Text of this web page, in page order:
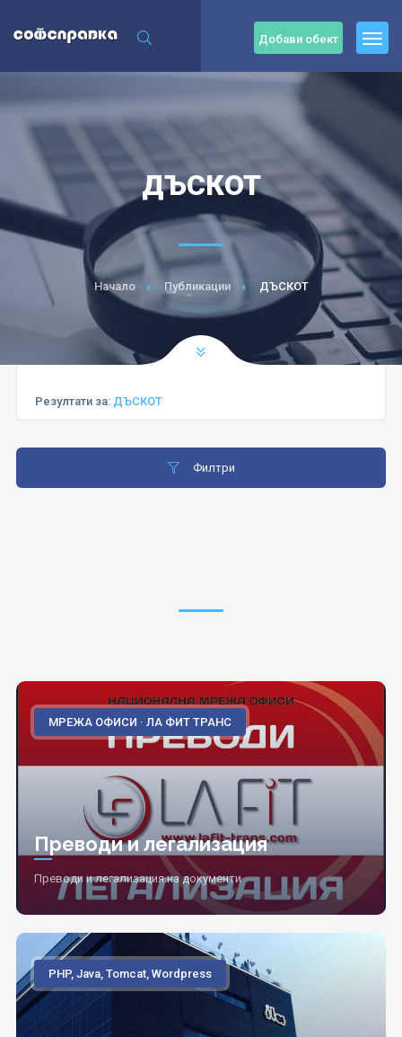
Добави обект
ДЪСКОТ
Начало Публикации ДЪСКОТ
Резултати за: ДЪСКОТ
Филтри
МРЕЖА ОФИСИ · ЛА ФИТ ТРАНС
Преводи и легализация
Преводи и легализация на документи
PHP, Java, Tomcat, Wordpress